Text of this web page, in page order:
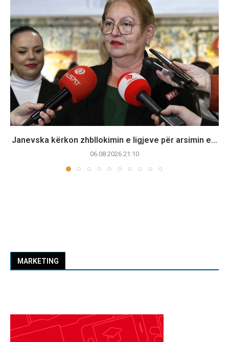
Janevska kërkon zhbllokimin e ligjeve për arsimin e...
06.08.2026 21:10
MARKETING